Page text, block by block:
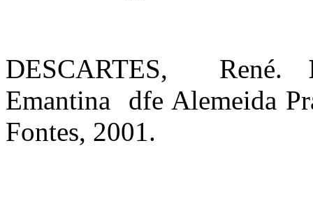
DESCARTES, René.
Emantina
dfe Alemeida
Fontes, 2001.